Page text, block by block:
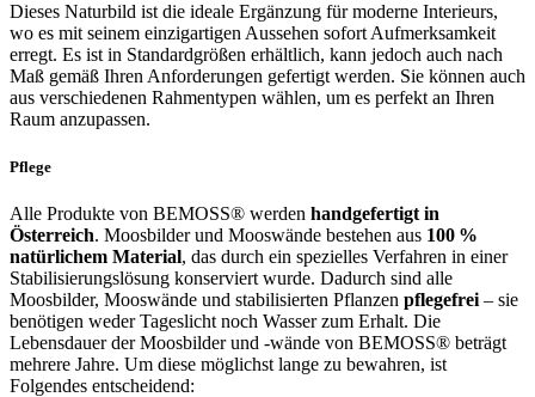
Dieses Naturbild ist die ideale Ergänzung für moderne Interieurs,
wo es mit seinem einzigartigen Aussehen sofort Aufmerksamkeit
erregt. Es ist in Standardgrößen erhältlich, kann jedoch auch nach
Maß gemäß Ihren Anforderungen gefertigt werden. Sie können auch
aus verschiedenen Rahmentypen wählen, um es perfekt an Ihren
Raum anzupassen.
Pflege
Alle Produkte von BEMOSS® werden handgefertigt in
Österreich. Moosbilder und Mooswände bestehen aus 100 %
natürlichem Material, das durch ein spezielles Verfahren in einer
Stabilisierungslösung konserviert wurde. Dadurch sind alle
Moosbilder, Mooswände und stabilisierten Pflanzen pflegefrei – sie
benötigen weder Tageslicht noch Wasser zum Erhalt. Die
Lebensdauer der Moosbilder und -wände von BEMOSS® beträgt
mehrere Jahre. Um diese möglichst lange zu bewahren, ist
Folgendes entscheidend: